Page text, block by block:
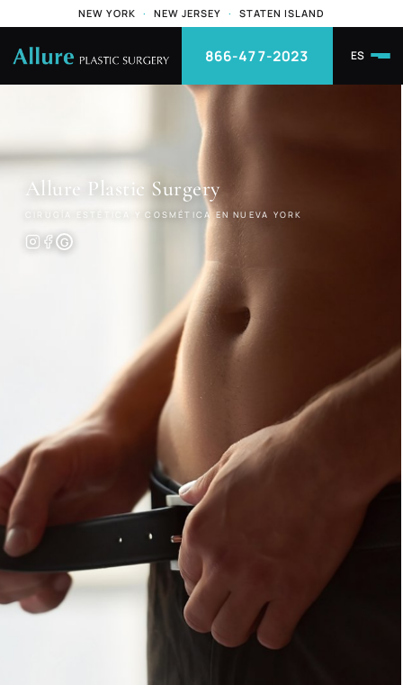
NEW YORK · NEW JERSEY · STATEN ISLAND
866-477-2023 ES
Allure Plastic Surgery
CIRUGÍA ESTÉTICA Y COSMÉTICA EN NUEVA YORK
G